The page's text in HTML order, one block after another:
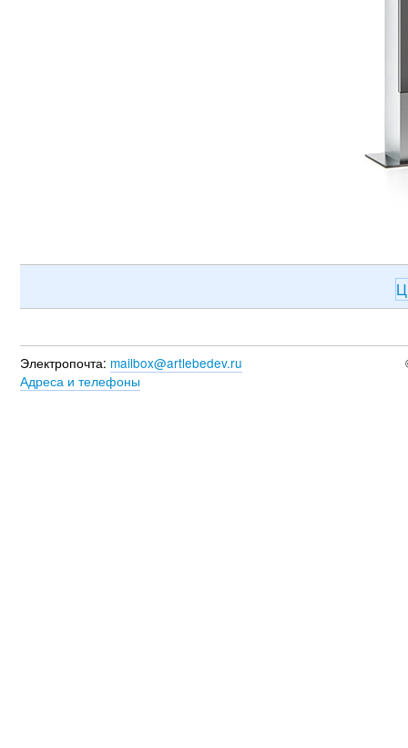
Электропочта: mailbox@artlebedev.ru
Адреса и телефоны